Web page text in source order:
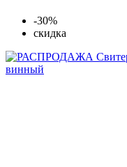
-30%
скидка